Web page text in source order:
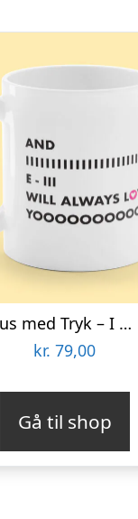
Krus med Tryk – I Will Always Love You
kr. 79,00
Gå til shop